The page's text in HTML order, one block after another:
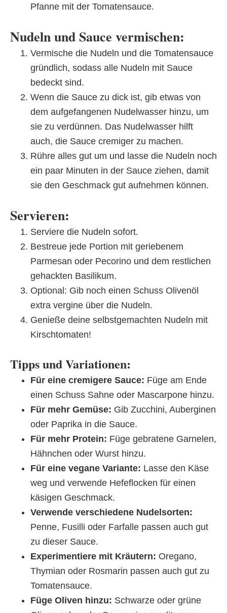
Pfanne mit der Tomatensauce.
Nudeln und Sauce vermischen:
Vermische die Nudeln und die Tomatensauce
gründlich, sodass alle Nudeln mit Sauce
bedeckt sind.
Wenn die Sauce zu dick ist, gib etwas von
dem aufgefangenen Nudelwasser hinzu, um
sie zu verdünnen. Das Nudelwasser hilft
auch, die Sauce cremiger zu machen.
Rühre alles gut um und lasse die Nudeln noch
ein paar Minuten in der Sauce ziehen, damit
sie den Geschmack gut aufnehmen können.
Servieren:
Serviere die Nudeln sofort.
Bestreue jede Portion mit geriebenem
Parmesan oder Pecorino und dem restlichen
gehackten Basilikum.
Optional: Gib noch einen Schuss Olivenöl
extra vergine über die Nudeln.
Genieße deine selbstgemachten Nudeln mit
Kirschtomaten!
Tipps und Variationen:
Für eine cremigere Sauce: Füge am Ende
einen Schuss Sahne oder Mascarpone hinzu.
Für mehr Gemüse: Gib Zucchini, Auberginen
oder Paprika in die Sauce.
Für mehr Protein: Füge gebratene Garnelen,
Hähnchen oder Wurst hinzu.
Für eine vegane Variante: Lasse den Käse
weg und verwende Hefeflocken für einen
käsigen Geschmack.
Verwende verschiedene Nudelsorten:
Penne, Fusilli oder Farfalle passen auch gut
zu dieser Sauce.
Experimentiere mit Kräutern: Oregano,
Thymian oder Rosmarin passen auch gut zu
Tomatensauce.
Füge Oliven hinzu: Schwarze oder grüne